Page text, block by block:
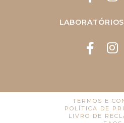
TERMOS E
POLÍTICA DE
LIVRO DE